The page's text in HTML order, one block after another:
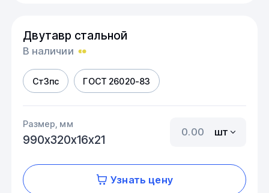
Двутавр стальной
В наличии
Ст3пс ГОСТ 26020-83
Размер, мм
990х320х16х21
шт
Узнать цену